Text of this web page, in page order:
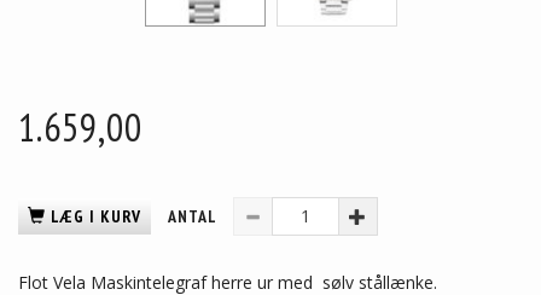
1.659,00
LÆG I KURV ANTAL
Flot Vela Maskintelegraf herre ur med sølv stållænke.